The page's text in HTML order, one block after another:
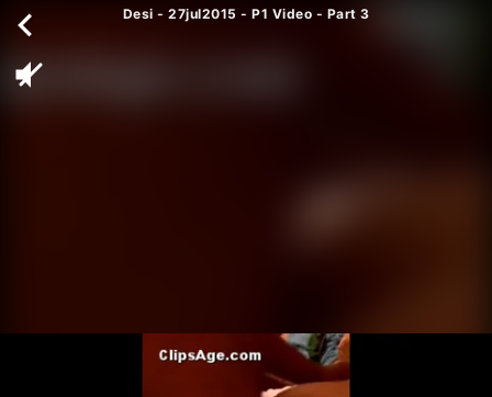
Desi - 27jul2015 - P1 Video - Part 3